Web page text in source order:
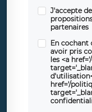
J'accepte
partenaires
En cochant
avoir pris
les <a
href='/